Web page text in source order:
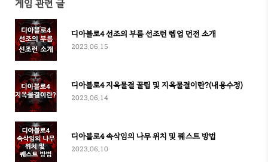
게임 관련 글
디아블로4 선조의 부름 선조런 렙업 던전 소개
2023.06.15
디아블로4 지옥물결 꿀팁 및 지옥물결이란?(내용수정)
2023.06.14
디아블로4 속삭임의 나무 위치 및 퀘스트 방법
2023.06.10